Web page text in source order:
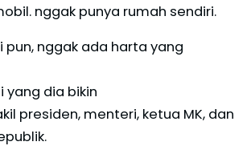
nggak punya rumah sendiri.
nggak ada harta yang
yang dia bikin
presiden, menteri, ketua MK, dan